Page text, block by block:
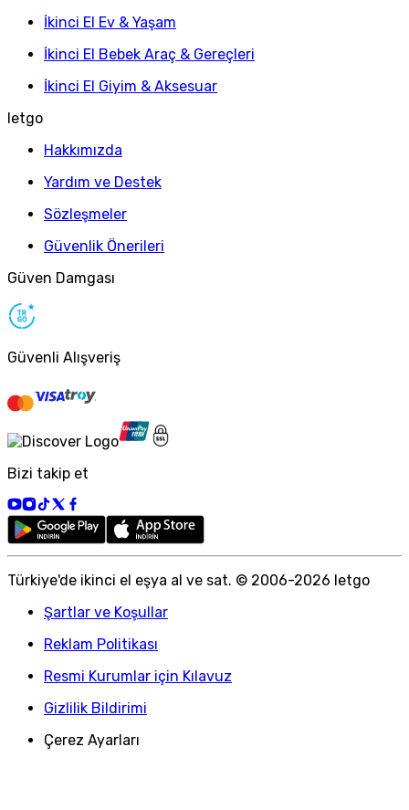
İkinci El Ev & Yaşam
İkinci El Bebek Araç & Gereçleri
İkinci El Giyim & Aksesuar
letgo
Hakkımızda
Yardım ve Destek
Sözleşmeler
Güvenlik Önerileri
Güven Damgası
Güvenli Alışveriş
Bizi takip et
Türkiye'de ikinci el eşya al ve sat. © 2006-2026 letgo
Şartlar ve Koşullar
Reklam Politikası
Resmi Kurumlar için Kılavuz
Gizlilik Bildirimi
Çerez Ayarları